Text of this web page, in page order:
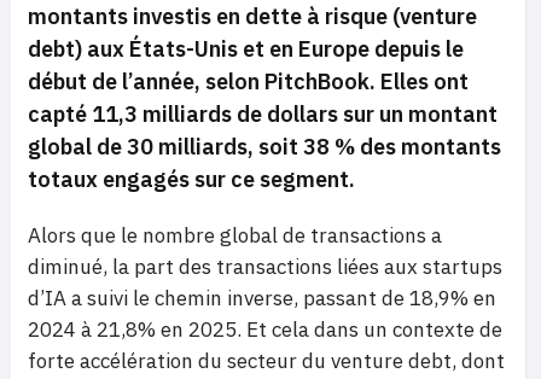
montants investis en dette à risque (venture
debt) aux États-Unis et en Europe depuis le
début de l’année, selon PitchBook. Elles ont
capté 11,3 milliards de dollars sur un montant
global de 30 milliards, soit 38 % des montants
totaux engagés sur ce segment.
Alors que le nombre global de transactions a
diminué, la part des transactions liées aux startups
d’IA a suivi le chemin inverse, passant de 18,9% en
2024 à 21,8% en 2025. Et cela dans un contexte de
forte accélération du secteur du venture debt, dont